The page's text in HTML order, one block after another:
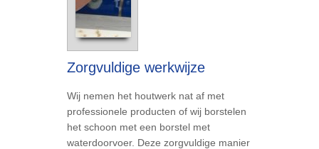
Zorgvuldige werkwijze
Wij nemen het houtwerk nat af met
professionele producten of wij borstelen
het schoon met een borstel met
waterdoorvoer. Deze zorgvuldige manier